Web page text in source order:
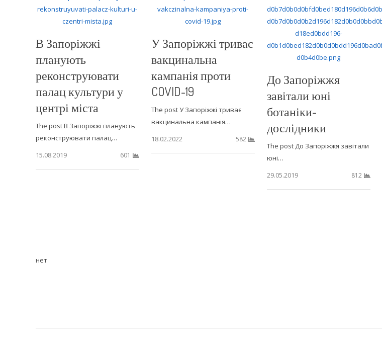
В Запоріжжі
планують
реконструювати
палац культури у
центрі міста
The post В Запоріжжі планують
реконструювати палац…
15.08.2019
601
У Запоріжжі триває
вакцинальна
кампанія проти
COVID-19
The post У Запоріжжі триває
вакцинальна кампанія…
18.02.2022
582
До Запоріжжя
завітали юні
ботаніки-
дослідники
The post До Запоріжжя завітали
юні…
29.05.2019
812
нет